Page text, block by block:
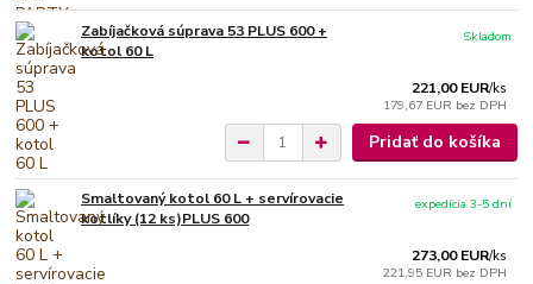
Zabíjačková súprava 53 PLUS 600 +
kotol 60 L
221,00 EUR/ks
179,67 EUR bez DPH
Skladom
Pridať do košíka
Smaltovaný kotol 60 L + servírovacie
kotlíky (12 ks)PLUS 600
273,00 EUR/ks
221,95 EUR bez DPH
expedícia 3-5 dní